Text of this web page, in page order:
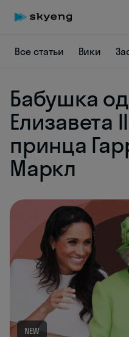
Все статьи Вики
Бабушка
Елизавета
принца
Маркл
NEW
Skyeng Chat
online